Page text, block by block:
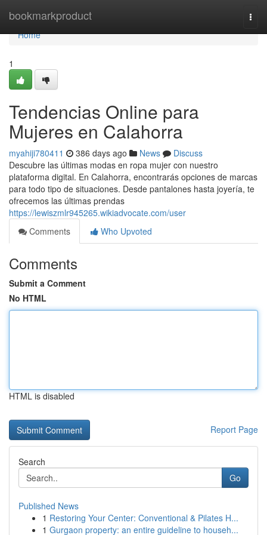
bookmarkproduct
Home
Home
1
Tendencias Online para
Mujeres en Calahorra
myahiji780411 386 days ago News
Discuss
Descubre las últimas modas en ropa mujer con nuestro
plataforma digital. En Calahorra, encontrarás opciones de marcas
para todo tipo de situaciones. Desde pantalones hasta joyería, te
ofrecemos las últimas prendas
https://lewiszmlr945265.wikiadvocate.com/user
Comments
Who Upvoted
Comments
Submit a Comment
No HTML
HTML is disabled
Report Page
Search
Go
Published News
1 Restoring Your Center: Conventional & Pilates H...
1 Gurgaon property: an entire guideline to househ...